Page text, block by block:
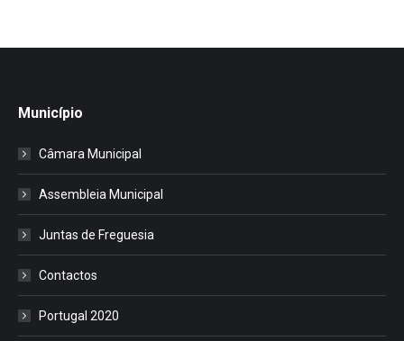
Município
Câmara Municipal
Assembleia Municipal
Juntas de Freguesia
Contactos
Portugal 2020